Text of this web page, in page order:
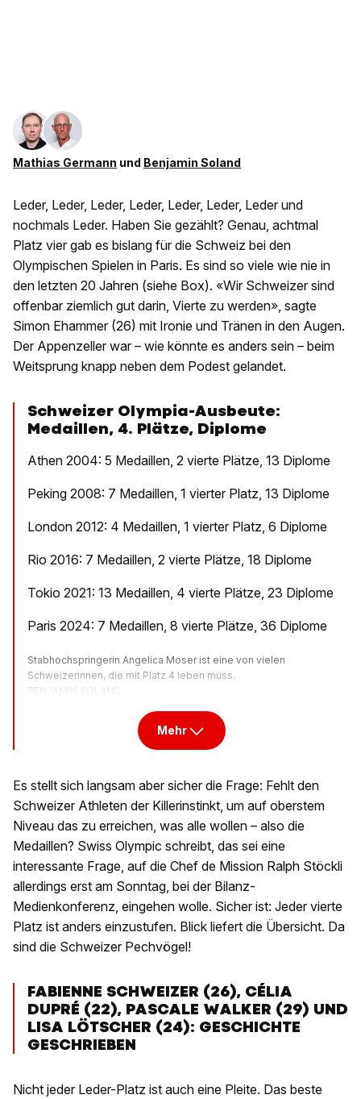
Mathias Germann und Benjamin Soland
Leder, Leder, Leder, Leder, Leder, Leder, Leder und
nochmals Leder. Haben Sie gezählt? Genau, achtmal
Platz vier gab es bislang für die Schweiz bei den
Olympischen Spielen in Paris. Es sind so viele wie nie in
den letzten 20 Jahren (siehe Box). «Wir Schweizer sind
offenbar ziemlich gut darin, Vierte zu werden», sagte
Simon Ehammer (26) mit Ironie und Tränen in den Augen.
Der Appenzeller war – wie könnte es anders sein – beim
Weitsprung knapp neben dem Podest gelandet.
Schweizer Olympia-Ausbeute:
Medaillen, 4. Plätze, Diplome
Athen 2004: 5 Medaillen, 2 vierte Plätze, 13 Diplome
Peking 2008: 7 Medaillen, 1 vierter Platz, 13 Diplome
London 2012: 4 Medaillen, 1 vierter Platz, 6 Diplome
Rio 2016: 7 Medaillen, 2 vierte Plätze, 18 Diplome
Tokio 2021: 13 Medaillen, 4 vierte Plätze, 23 Diplome
Paris 2024: 7 Medaillen, 8 vierte Plätze, 36 Diplome
Stabhochspringerin Angelica Moser ist eine von vielen
Schweizerinnen, die mit Platz 4 leben muss.
BENJAMIN SOLAND
Mehr
Es stellt sich langsam aber sicher die Frage: Fehlt den
Schweizer Athleten der Killerinstinkt, um auf oberstem
Niveau das zu erreichen, was alle wollen – also die
Medaillen? Swiss Olympic schreibt, das sei eine
interessante Frage, auf die Chef de Mission Ralph Stöckli
allerdings erst am Sonntag, bei der Bilanz-
Medienkonferenz, eingehen wolle. Sicher ist: Jeder vierte
Platz ist anders einzustufen. Blick liefert die Übersicht. Da
sind die Schweizer Pechvögel!
FABIENNE SCHWEIZER (26), CÉLIA
DUPRÉ (22), PASCALE WALKER (29) UND
LISA LÖTSCHER (24): GESCHICHTE
GESCHRIEBEN
Nicht jeder Leder-Platz ist auch eine Pleite. Das beste